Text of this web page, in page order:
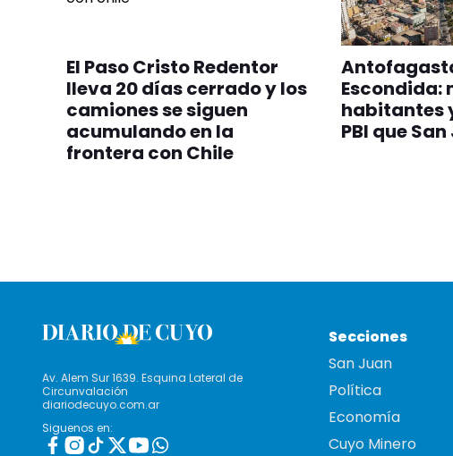
El Paso Cristo Redentor
lleva 20 días cerrado y los
camiones se siguen
acumulando en la
frontera con Chile
Escondida:
habitantes
PBI que
Av. Alem Sur 1639. Esquina Lateral de
Circunvalación
diariodecuyo.com.ar
Siguenos en:
Secciones
San Juan
Política
Economía
Cuyo Minero